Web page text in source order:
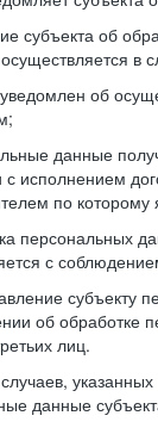
субъекта об
в
об
данные
с исполнением
по
персональных
с
субъекту
об обработке
лиц.
данные